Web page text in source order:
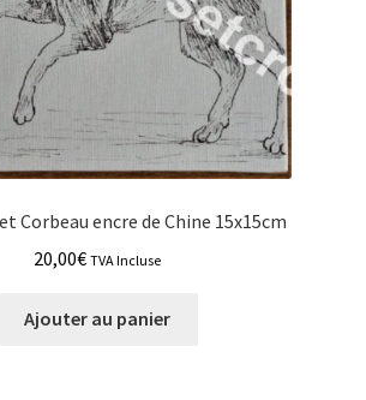
Corbeau encre de Chine 15x15cm
20,00€ TVA Incluse
Ajouter au panier